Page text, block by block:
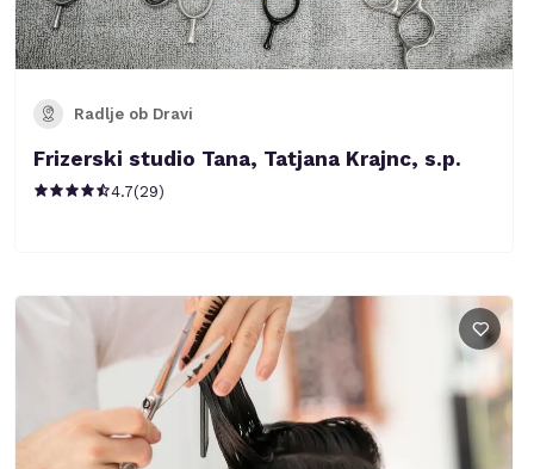
Radlje ob Dravi
Frizerski studio Tana, Tatjana Krajnc, s.p.
4.7(29)